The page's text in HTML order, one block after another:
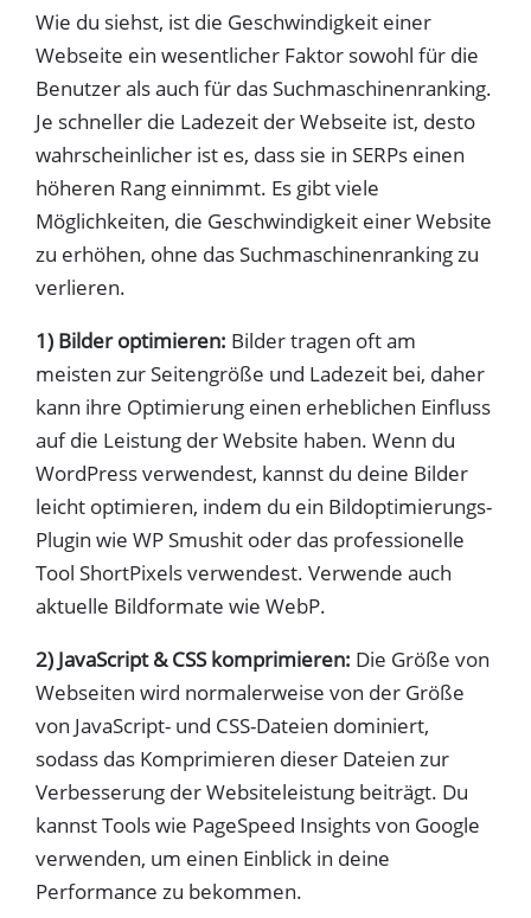
Wie du siehst, ist die Geschwindigkeit einer
Webseite ein wesentlicher Faktor sowohl für die
Benutzer als auch für das Suchmaschinenranking.
Je schneller die Ladezeit der Webseite ist, desto
wahrscheinlicher ist es, dass sie in SERPs einen
höheren Rang einnimmt. Es gibt viele
Möglichkeiten, die Geschwindigkeit einer Website
zu erhöhen, ohne das Suchmaschinenranking zu
verlieren.
1) Bilder optimieren: Bilder tragen oft am
meisten zur Seitengröße und Ladezeit bei, daher
kann ihre Optimierung einen erheblichen Einfluss
auf die Leistung der Website haben. Wenn du
WordPress verwendest, kannst du deine Bilder
leicht optimieren, indem du ein Bildoptimierungs-
Plugin wie WP Smushit oder das professionelle
Tool ShortPixels verwendest. Verwende auch
aktuelle Bildformate wie WebP.
2) JavaScript & CSS komprimieren: Die Größe von
Webseiten wird normalerweise von der Größe
von JavaScript- und CSS-Dateien dominiert,
sodass das Komprimieren dieser Dateien zur
Verbesserung der Websiteleistung beiträgt. Du
kannst Tools wie PageSpeed Insights von Google
verwenden, um einen Einblick in deine
Performance zu bekommen.